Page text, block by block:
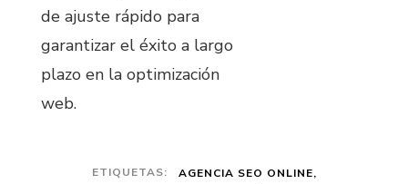
de ajuste rápido para
garantizar el éxito a largo
plazo en la optimización
web.
ETIQUETAS:
AGENCIA SEO ONLINE